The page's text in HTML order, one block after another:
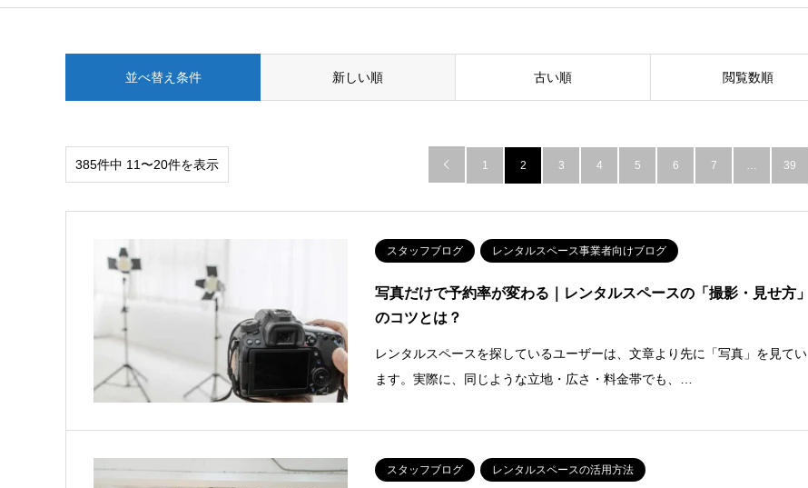
並べ替え条件 新しい順 古い順 閲覧数順
385件中 11〜20件を表示  1 2 3 4 5 6 7 … 39
スタッフブログ レンタルスペース事業者向けブログ
写真だけで予約率が変わる｜レンタルスペースの「撮影・見せ方」
のコツとは？
レンタルスペースを探しているユーザーは、文章より先に「写真」を見てい
ます。実際に、同じような立地・広さ・料金帯でも、…
スタッフブログ レンタルスペースの活用方法